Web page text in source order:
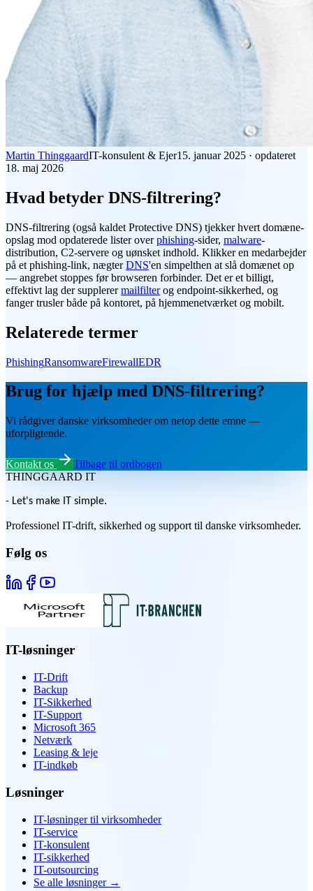
Martin ThinggaardIT-konsulent & Ejer15. januar 2025 · opdateret
18. maj 2026
Hvad betyder DNS-filtrering?
DNS-filtrering (også kaldet Protective DNS) tjekker hvert domæne-
opslag mod opdaterede lister overphishing-sider, malware-
distribution, C2-servere og uønsket indhold. Klikker en medarbejder
på et phishing-link, nægterDNS'en simpelthen at slå domænet op
— angrebet stoppes før browseren forbinder. Det er et billigt,
effektivt lag der supplerermailfilterog endpoint-sikkerhed, og
fanger trusler både på kontoret, på hjemmenetværket og mobilt.
Relaterede termer
PhishingRansomwareFirewallEDR
Brug for hjælp med DNS-filtrering?
Vi rådgiver danske virksomheder om netop dette emne —
uforpligtende.
Kontakt os
Tilbage til ordbogen
THINGGAARD IT
- Let's make IT simple.
Professionel IT-drift, sikkerhed og support til danske virksomheder.
Følg os
IT-løsninger
IT-Drift
Backup
IT-Sikkerhed
IT-Support
Microsoft 365
Netværk
Leasing & leje
IT-indkøb
Løsninger
IT-løsninger til virksomheder
IT-service
IT-konsulent
IT-sikkerhed
IT-outsourcing
Se alle løsninger→